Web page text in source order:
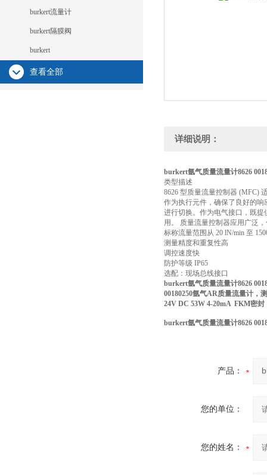
burkert流量计
burkert隔膜阀
burkert
查看全部
详细说明：
burkert氩气质量流量计8626
类型描述
8626 型质量流量控制器 (MFC)
作为执行元件，确保了良好的
进行切换。作为电气接口，既
用。 质量流量控制器应用广泛
标称流量范围从 20 lN/min 至
测量精度和重复性高
调控速度快
防护等级 IP65
选配：现场总线接口
burkert氩气质量流量计8626
00180250氩气AR质量流量计，
24V DC 53W 4-20mA FKM密封
burkert氩气质量流量计8626
产品：
您的单位：
您的姓名：